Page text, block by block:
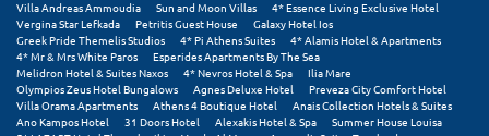
Villa Andreas Ammoudia
Sun and Moon Villas
4* Essence Living Exclusive Hotel
Vergina Star Lefkada
Petritis Guest House
Galaxy Hotel Ios
Greek Pride Themelis Studios
4* Pi Athens Suites
4* Alamis Hotel & Apartments
4* Mr & Mrs White Paros
Esperides Apartments By The Sea
Melidron Hotel & Suites Naxos
4* Nevros Hotel & Spa
Ilia Mare
Olympios Zeus Hotel Bungalows
Agnes Deluxe Hotel
Preveza City Comfort Hotel
Villa Orama Apartments
Athens 4 Boutique Hotel
Anais Collection Hotels & Suites
Ano Kampos Hotel
31 Doors Hotel Alexakis Hotel & Spa
Summer House Louisa